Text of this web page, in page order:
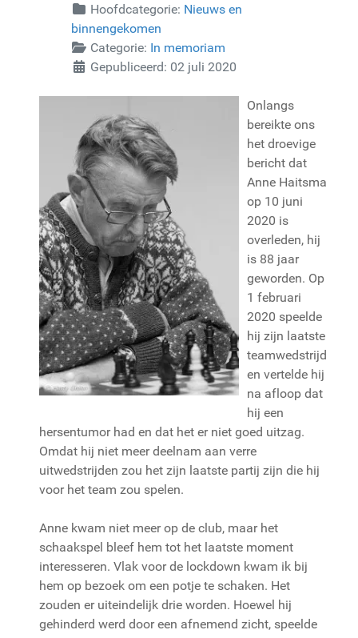
Hoofdcategorie: Nieuws en
binnengekomen
Categorie: In memoriam
Gepubliceerd: 02 juli 2020
Onlangs
bereikte ons
het droevige
bericht dat
Anne Haitsma
op 10 juni
2020 is
overleden, hij
is 88 jaar
geworden. Op
1 februari
2020 speelde
hij zijn laatste
teamwedstrijd
en vertelde hij
na afloop dat
hij een
hersentumor had en dat het er niet goed uitzag.
Omdat hij niet meer deelnam aan verre
uitwedstrijden zou het zijn laatste partij zijn die hij
voor het team zou spelen.
Anne kwam niet meer op de club, maar het
schaakspel bleef hem tot het laatste moment
interesseren. Vlak voor de lockdown kwam ik bij
hem op bezoek om een potje te schaken. Het
zouden er uiteindelijk drie worden. Hoewel hij
gehinderd werd door een afnemend zicht, speelde